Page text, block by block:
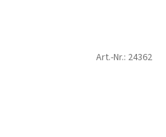
Art.-Nr.: 24362